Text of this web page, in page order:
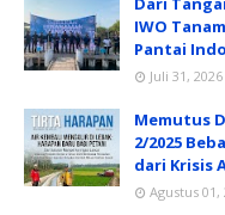
IWO
Pantai
Juli 31, 2026
Memutus
2/2025
dari Krisis
Agustus 01,